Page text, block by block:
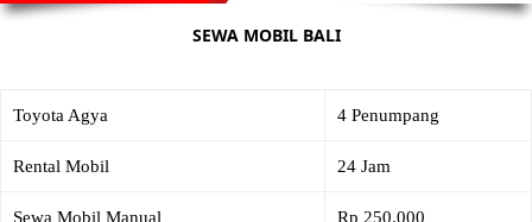
SEWA MOBIL BALI
Toyota Agya 4 Penumpang
Rental Mobil 24 Jam
Sewa Mobil Manual Rp 250.000